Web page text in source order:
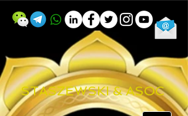
STASZEWSKI & ASOC